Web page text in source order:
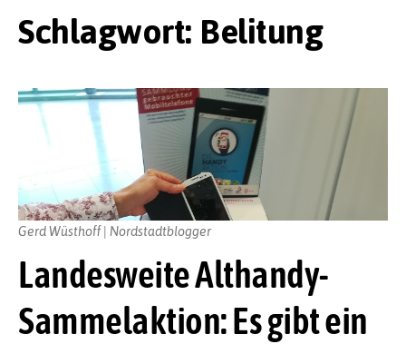
Schlagwort: Belitung
Landesweite Althandy-
Sammelaktion: Es gibt ein
Gerd Wüsthoff | Nordstadtblogger